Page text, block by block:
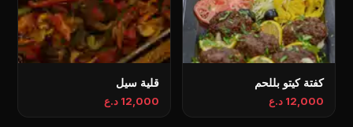
كفتة كيتو بللحم
12,000 د.ع
قلية سيل
12,000 د.ع